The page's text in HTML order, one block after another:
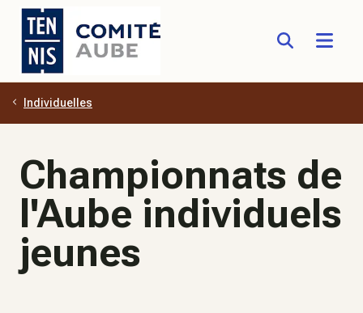
Aller au contenu principal
Individuelles
Championnats de
l'Aube individuels
jeunes